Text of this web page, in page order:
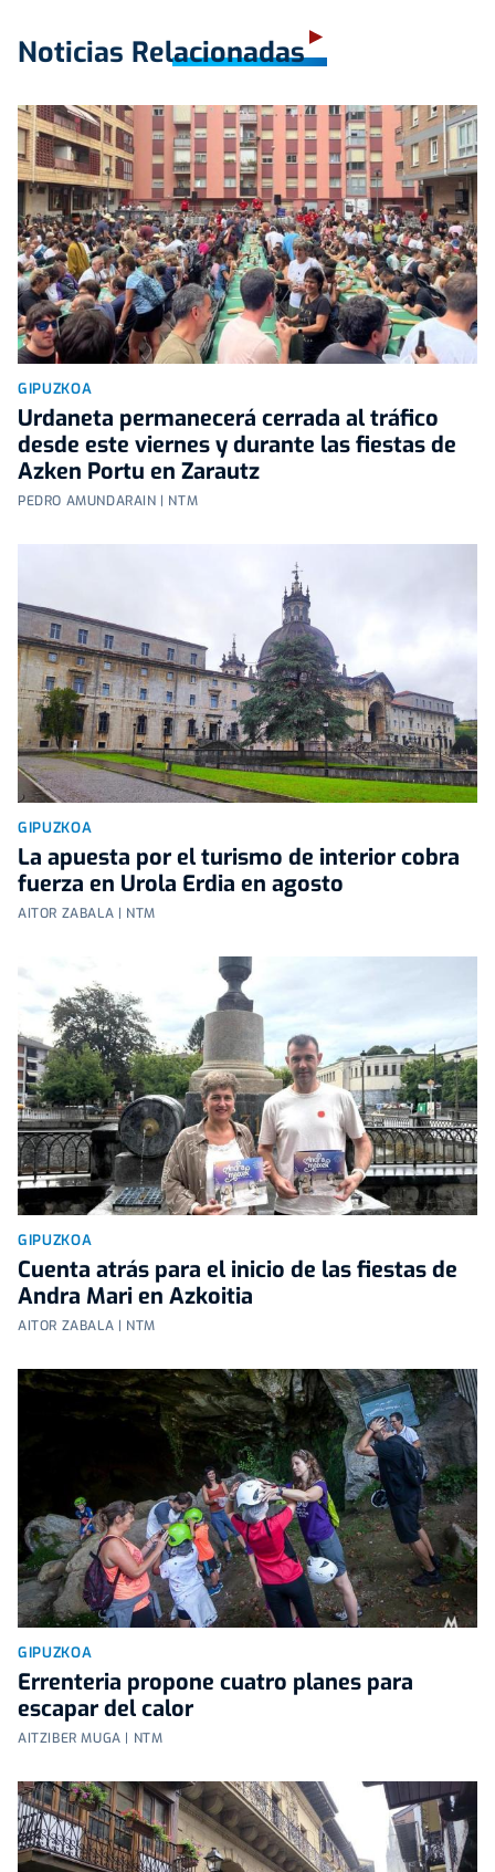
Noticias Relacionadas
GIPUZKOA
Urdaneta permanecerá cerrada al tráfico
desde este viernes y durante las fiestas de
Azken Portu en Zarautz
PEDRO AMUNDARAIN | NTM
GIPUZKOA
La apuesta por el turismo de interior cobra
fuerza en Urola Erdia en agosto
AITOR ZABALA | NTM
GIPUZKOA
Cuenta atrás para el inicio de las fiestas de
Andra Mari en Azkoitia
AITOR ZABALA | NTM
GIPUZKOA
Errenteria propone cuatro planes para
escapar del calor
AITZIBER MUGA | NTM